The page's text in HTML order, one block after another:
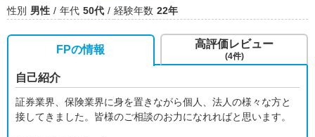
性別 男性 年代 50代 経験年数 22年
FPの情報
自己紹介
証券業界、保険業界に身を置きながら個人、法人の様々な方と
接してきました。皆様のご相談のお力になれればと思います。
高評価レビュー
(4件)